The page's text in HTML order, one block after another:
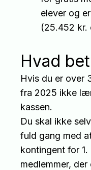
elever og
(25.452 kr.
Hvad
Hvis du er over
fra 2025 ikke
kassen.
Du skal ikke
fuld gang med
kontingent for
medlemmer,